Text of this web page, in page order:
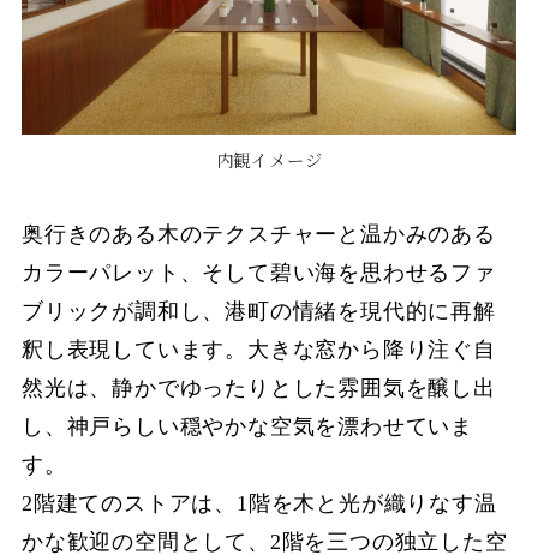
内観イメージ
奥行きのある木のテクスチャーと温かみのある
カラーパレット、そして碧い海を思わせるファ
ブリックが調和し、港町の情緒を現代的に再解
釈し表現しています。大きな窓から降り注ぐ自
然光は、静かでゆったりとした雰囲気を醸し出
し、神戸らしい穏やかな空気を漂わせていま
す。
2階建てのストアは、1階を木と光が織りなす温
かな歓迎の空間として、2階を三つの独立した空